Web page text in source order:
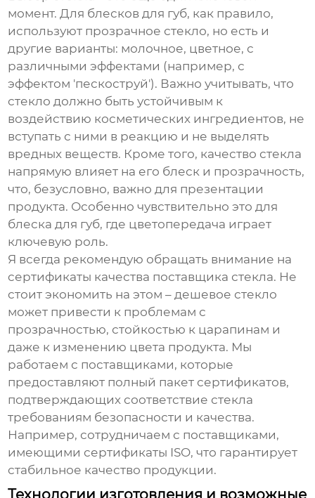
момент. Для блесков для губ, как правило,
используют прозрачное стекло, но есть и
другие варианты: молочное, цветное, с
различными эффектами (например, с
эффектом 'пескоструй'). Важно учитывать, что
стекло должно быть устойчивым к
воздействию косметических ингредиентов, не
вступать с ними в реакцию и не выделять
вредных веществ. Кроме того, качество стекла
напрямую влияет на его блеск и прозрачность,
что, безусловно, важно для презентации
продукта. Особенно чувствительно это для
блеска для губ, где цветопередача играет
ключевую роль.
Я всегда рекомендую обращать внимание на
сертификаты качества поставщика стекла. Не
стоит экономить на этом – дешевое стекло
может привести к проблемам с
прозрачностью, стойкостью к царапинам и
даже к изменению цвета продукта. Мы
работаем с поставщиками, которые
предоставляют полный пакет сертификатов,
подтверждающих соответствие стекла
требованиям безопасности и качества.
Например, сотрудничаем с поставщиками,
имеющими сертификаты ISO, что гарантирует
стабильное качество продукции.
Технологии изготовления и возможные